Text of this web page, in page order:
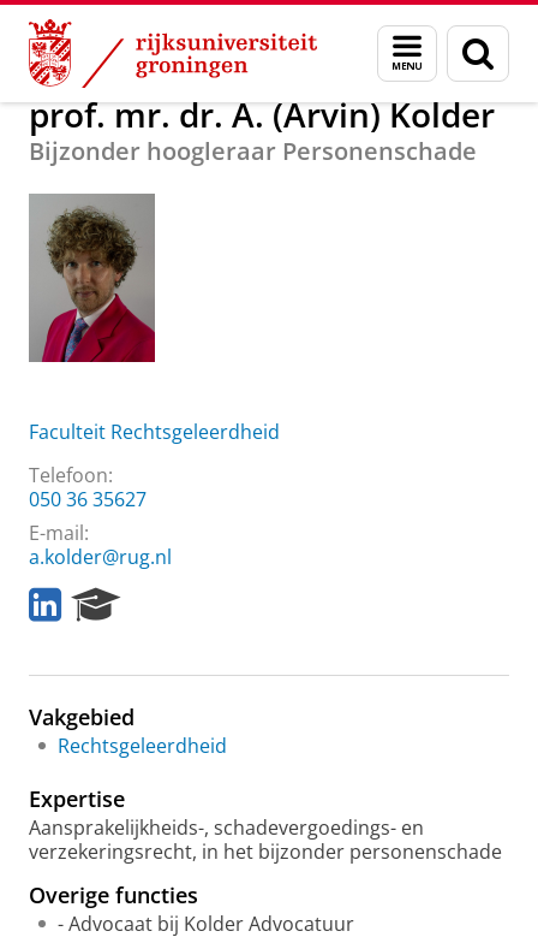
Skip
Content
Skip
Navigation
Menu
en
zoeken
Over ons prof. mr. dr. A. (Arvin) Kolder
prof. mr. dr. A. (Arvin) Kolder
Bijzonder hoogleraar Personenschade
Faculteit Rechtsgeleerdheid
Telefoon:
050 36 35627
E-mail:
a.kolder@rug.nl
L
i
k
d
I
e
r
c
P
o
r
t
a
Vakgebied
Rechtsgeleerdheid
Expertise
Aansprakelijkheids-, schadevergoedings- en
verzekeringsrecht, in het bijzonder personenschade
Overige functies
- Advocaat bij Kolder Advocatuur